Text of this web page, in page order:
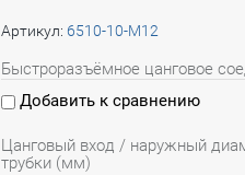
Артикул: 6510-10-M12
Быстроразъёмное цанговое
Добавить к сравнению
Цанговый вход / наружный
трубки (мм)